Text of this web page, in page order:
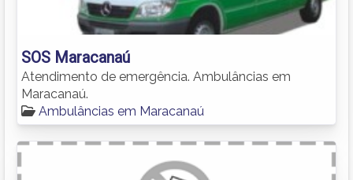
SOS Maracanaú
Atendimento de emergência. Ambulâncias em
Maracanaú.
Ambulâncias em Maracanaú